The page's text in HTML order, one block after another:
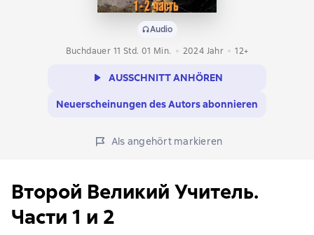
Audio
Buchdauer 11 Std. 01 Min.
2024 Jahr 12+
AUSSCHNITT ANHÖREN
Neuerscheinungen des Autors abonnieren
Als angehört markieren
Второй Великий Учитель.
Части 1 и 2